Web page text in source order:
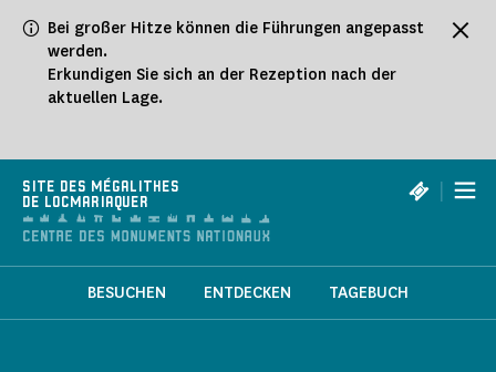
Bei großer Hitze können die Führungen angepasst
werden.
Erkundigen Sie sich an der Rezeption nach der
aktuellen Lage.
SITE DES MÉGALITHES
DE LOCMARIAQUER
|
BESUCHEN ENTDECKEN TAGEBUCH